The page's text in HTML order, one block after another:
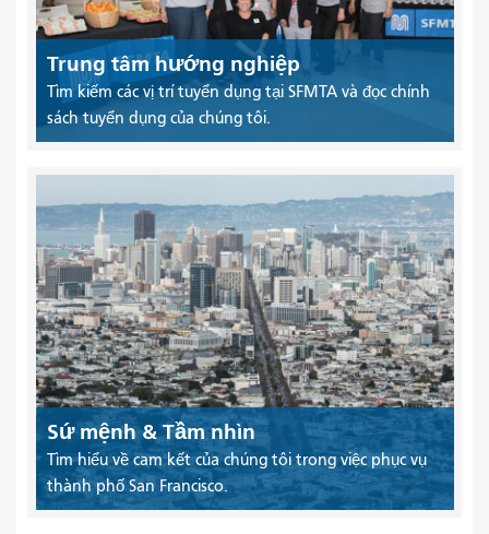
Trung tâm hướng nghiệp
Tìm kiếm các vị trí tuyển dụng tại SFMTA và đọc chính
sách tuyển dụng của chúng tôi.
Sứ mệnh & Tầm nhìn
Tìm hiểu về cam kết của chúng tôi trong việc phục vụ
thành phố San Francisco.